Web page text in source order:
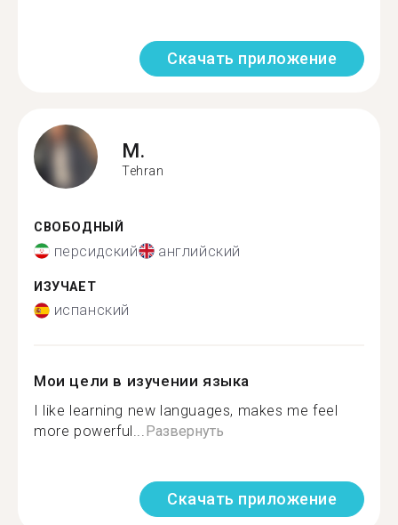
Скачать приложение
M.
Tehran
СВОБОДНЫЙ
персидский английский
ИЗУЧАЕТ
испанский
Мои цели в изучении языка
I like learning new languages, makes me feel
more powerful...Развернуть
Скачать приложение